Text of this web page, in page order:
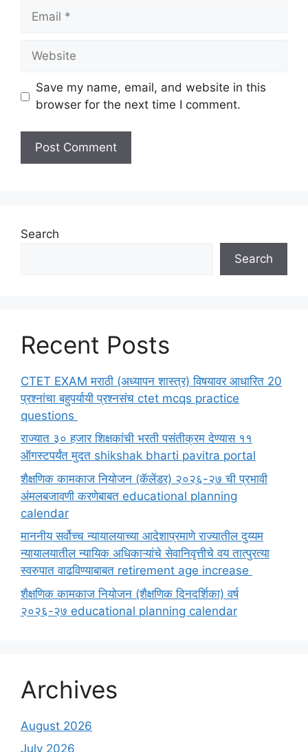
Email
Website
Save my name, email, and website in this
browser for the next time I comment.
Search
Search
Recent Posts
CTET EXAM मराठी (अध्यापन शास्त्र) विषयावर आधारित 20
प्रश्नांचा बहुपर्यायी प्रश्नसंच ctet mcqs practice
questions
राज्यात ३० हजार शिक्षकांची भरती पसंतीक्रम देण्यास ११
ऑगस्टपर्यंत मुदत shikshak bharti pavitra portal
शैक्षणिक कामकाज नियोजन (कॅलेंडर) २०२६-२७ ची प्रभावी
अंमलबजावणी करणेबाबत educational planning
calendar
माननीय सर्वोच्च न्यायालयाच्या आदेशाप्रमाणे राज्यातील दुय्यम
न्यायालयातील न्यायिक अधिकाऱ्यांचे सेवानिवृत्तीचे वय तात्पुरत्या
स्वरुपात वाढविण्याबाबत retirement age increase
शैक्षणिक कामकाज नियोजन (शैक्षणिक दिनदर्शिका) वर्ष
२०२६-२७ educational planning calendar
Archives
August 2026
July 2026